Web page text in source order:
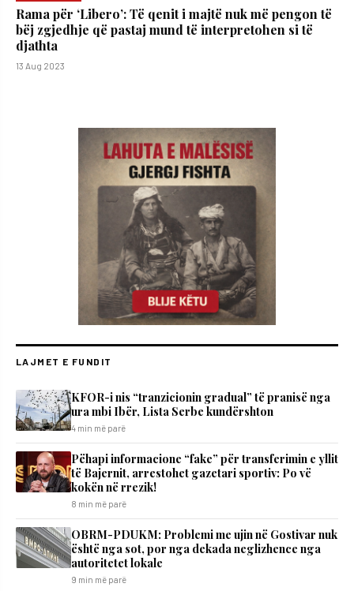
Rama për ‘Libero’: Të qenit i majtë nuk më pengon të
bëj zgjedhje që pastaj mund të interpretohen si të
djathta
13 Aug 2023
LAJMET E FUNDIT
KFOR-i nis “tranzicionin gradual” të pranisë nga
ura mbi Ibër, Lista Serbe kundërshton
4 min më parë
Pëhapi informacione “fake” për transferimin e yllit
të Bajernit, arrestohet gazetari sportiv: Po vë
kokën në rrezik!
8 min më parë
OBRM-PDUKM: Problemi me ujin në Gostivar nuk
është nga sot, por nga dekada neglizhence nga
autoritetet lokale
9 min më parë